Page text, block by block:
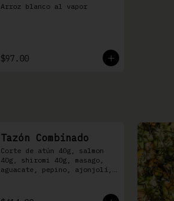
Arroz blanco al vapor
$97.00
Tazón Combinado
Corte de atún 40g, salmon
40g, shiromi 40g, masago,
aguacate, pepino, ajonjolí,